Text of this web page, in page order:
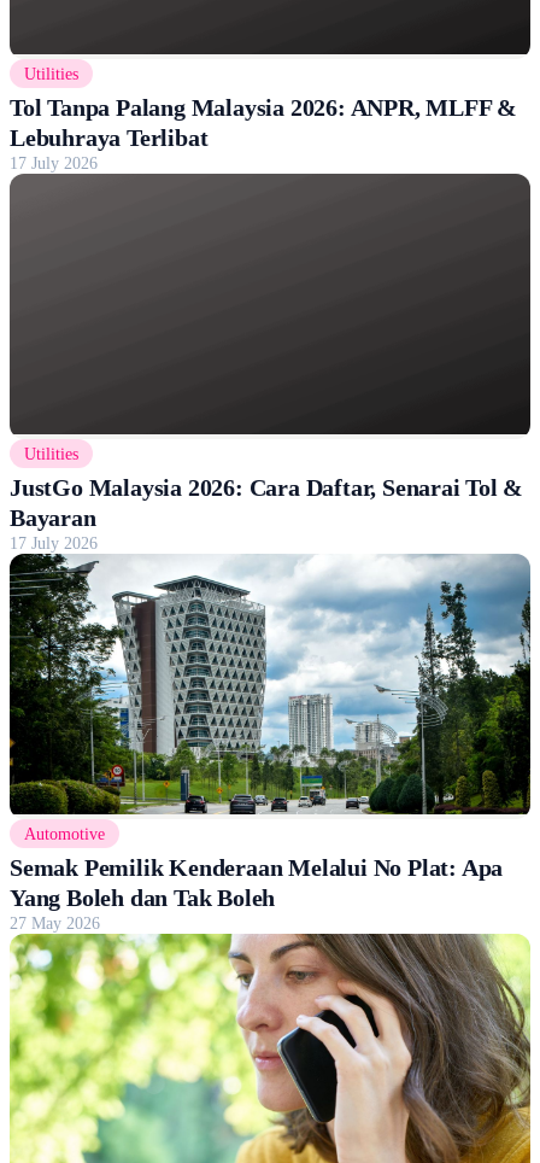
Utilities
Tol Tanpa Palang Malaysia 2026: ANPR, MLFF &
Lebuhraya Terlibat
17 July 2026
Utilities
JustGo Malaysia 2026: Cara Daftar, Senarai Tol &
Bayaran
17 July 2026
Automotive
Semak Pemilik Kenderaan Melalui No Plat: Apa
Yang Boleh dan Tak Boleh
27 May 2026